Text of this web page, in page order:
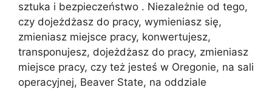
sztuka i bezpieczeństwo . Niezależnie od tego,
czy dojeżdżasz do pracy, wymieniasz się,
zmieniasz miejsce pracy, konwertujesz,
transponujesz, dojeżdżasz do pracy, zmieniasz
miejsce pracy, czy też jesteś w Oregonie, na sali
operacyjnej, Beaver State, na oddziale